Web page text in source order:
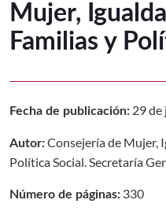
Mujer,
Familias y
Fecha de publicación: 29 de
Autor:Consejería de Mujer,
Política Social. Secretaría
Número de páginas: 330